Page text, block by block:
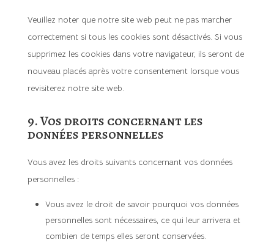
Veuillez noter que notre site web peut ne pas marcher
correctement si tous les cookies sont désactivés. Si vous
supprimez les cookies dans votre navigateur, ils seront de
nouveau placés après votre consentement lorsque vous
revisiterez notre site web.
9. Vos droits concernant les
données personnelles
Vous avez les droits suivants concernant vos données
personnelles :
Vous avez le droit de savoir pourquoi vos données
personnelles sont nécessaires, ce qui leur arrivera et
combien de temps elles seront conservées.